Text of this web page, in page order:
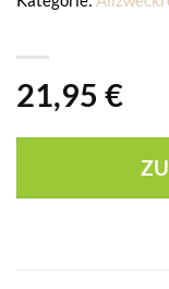
21,95 €